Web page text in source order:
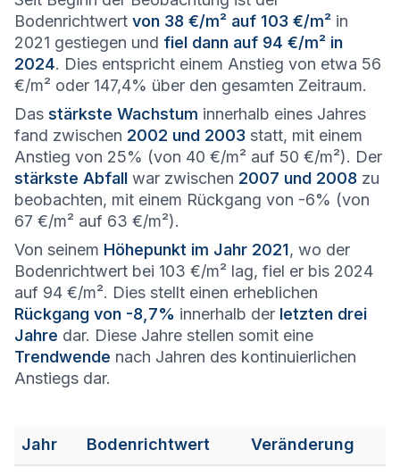
Bodenrichtwert von 38 €/m² auf 103 €/m² in
2021 gestiegen und fiel dann auf 94 €/m² in
2024. Dies entspricht einem Anstieg von etwa 56
€/m² oder 147,4% über den gesamten Zeitraum.
Das stärkste Wachstum innerhalb eines Jahres
fand zwischen 2002 und 2003 statt, mit einem
Anstieg von 25% (von 40 €/m² auf 50 €/m²). Der
stärkste Abfall war zwischen 2007 und 2008 zu
beobachten, mit einem Rückgang von -6% (von
67 €/m² auf 63 €/m²).
Von seinem Höhepunkt im Jahr 2021, wo der
Bodenrichtwert bei 103 €/m² lag, fiel er bis 2024
auf 94 €/m². Dies stellt einen erheblichen
Rückgang von -8,7% innerhalb der letzten drei
Jahre dar. Diese Jahre stellen somit eine
Trendwende nach Jahren des kontinuierlichen
Anstiegs dar.
Jahr Bodenrichtwert Veränderung